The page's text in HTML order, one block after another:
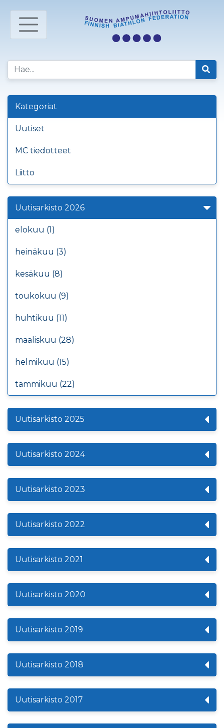
Kategoriat
Uutiset
MC tiedotteet
Liitto
Uutisarkisto 2026
elokuu (1)
heinäkuu (3)
kesäkuu (8)
toukokuu (9)
huhtikuu (11)
maaliskuu (28)
helmikuu (15)
tammikuu (22)
Uutisarkisto 2025
Uutisarkisto 2024
Uutisarkisto 2023
Uutisarkisto 2022
Uutisarkisto 2021
Uutisarkisto 2020
Uutisarkisto 2019
Uutisarkisto 2018
Uutisarkisto 2017